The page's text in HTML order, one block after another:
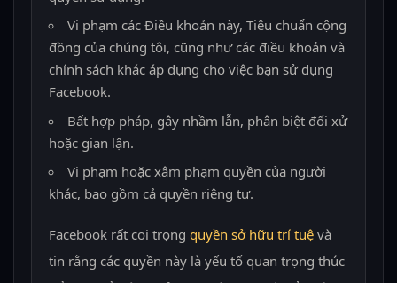
Vi phạm các Điều khoản này, Tiêu chuẩn cộng
đồng của chúng tôi, cũng như các điều khoản và
chính sách khác áp dụng cho việc bạn sử dụng
Facebook.
Bất hợp pháp, gây nhầm lẫn, phân biệt đối xử
hoặc gian lận.
Vi phạm hoặc xâm phạm quyền của người
khác, bao gồm cả quyền riêng tư.
Facebook rất coi trọng quyền sở hữu trí tuệvà
tin rằng các quyền này là yếu tố quan trọng thúc